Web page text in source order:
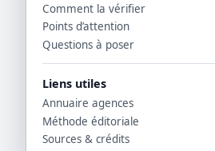
Comment la vérifier
Points d’attention
Questions à poser
Liens utiles
Annuaire agences
Méthode éditoriale
Sources & crédits